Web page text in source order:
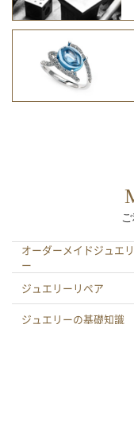
オーダーメイドジュエリ
ー
ジュエリーリペア
ジュエリーの基礎知識